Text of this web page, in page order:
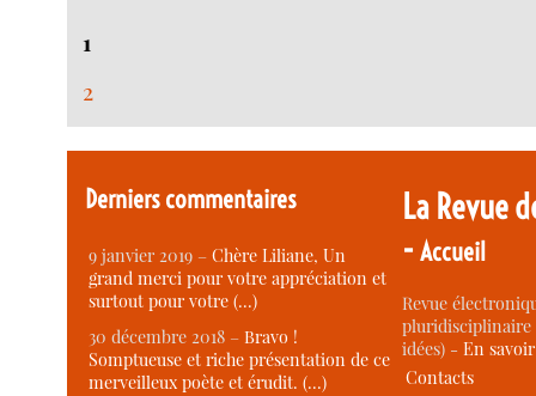
1
2
Derniers commentaires
9 janvier 2019 –Chère Liliane, Un
grand merci pour votre appréciation et
surtout pour votre (…)
30 décembre 2018 –Bravo !
Somptueuse et riche présentation de ce
merveilleux poète et érudit. (…)
La Revue
-Accueil
Revue
idées) -En
Contacts